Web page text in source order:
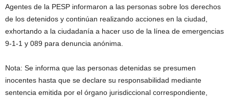
Agentes de la PESP informaron a las personas sobre los derechos
de los detenidos y continúan realizando acciones en la ciudad,
exhortando a la ciudadanía a hacer uso de la línea de emergencias
9-1-1 y 089 para denuncia anónima.
Nota: Se informa que las personas detenidas se presumen
inocentes hasta que se declare su responsabilidad mediante
sentencia emitida por el órgano jurisdiccional correspondiente,